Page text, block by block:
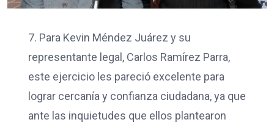
7. Para Kevin Méndez Juárez y su
representante legal, Carlos Ramírez Parra,
este ejercicio les pareció excelente para
lograr cercanía y confianza ciudadana, ya que
ante las inquietudes que ellos plantearon